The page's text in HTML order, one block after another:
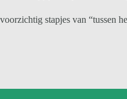
stapjes van “tussen